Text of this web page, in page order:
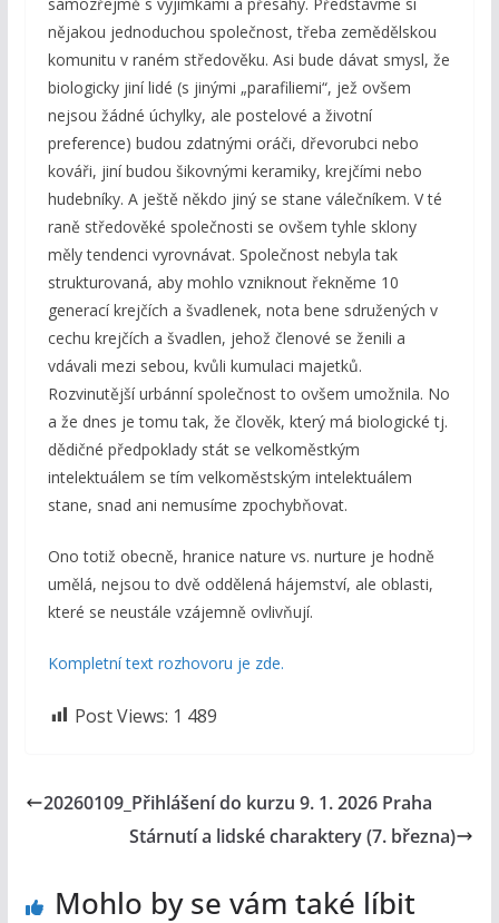
nějakou jednoduchou společnost, třeba zemědělskou
komunitu v raném středověku. Asi bude dávat smysl, že
biologicky jiní lidé (s jinými „parafiliemi“, jež ovšem
nejsou žádné úchylky, ale postelové a životní
preference) budou zdatnými oráči, dřevorubci nebo
kováři, jiní budou šikovnými keramiky, krejčími nebo
hudebníky. A ještě někdo jiný se stane válečníkem. V té
raně středověké společnosti se ovšem tyhle sklony
měly tendenci vyrovnávat. Společnost nebyla tak
strukturovaná, aby mohlo vzniknout řekněme 10
generací krejčích a švadlenek, nota bene sdružených v
cechu krejčích a švadlen, jehož členové se ženili a
vdávali mezi sebou, kvůli kumulaci majetků.
Rozvinutější urbánní společnost to ovšem umožnila. No
a že dnes je tomu tak, že člověk, který má biologické tj.
dědičné předpoklady stát se velkoměstkým
intelektuálem se tím velkoměstským intelektuálem
stane, snad ani nemusíme zpochybňovat.
Ono totiž obecně, hranice nature vs. nurture je hodně
umělá, nejsou to dvě oddělená hájemství, ale oblasti,
které se neustále vzájemně ovlivňují.
Kompletní text rozhovoru je zde.
Post Views: 1 489
20260109_Přihlášení do kurzu 9. 1. 2026 Praha
Stárnutí a lidské charaktery (7. března)
Mohlo by se vám také líbit